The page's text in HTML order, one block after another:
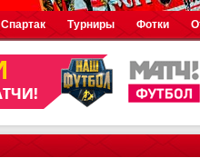
Спартак Турниры Фотки